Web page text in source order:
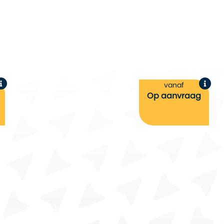
vanaf
Op aanvraag